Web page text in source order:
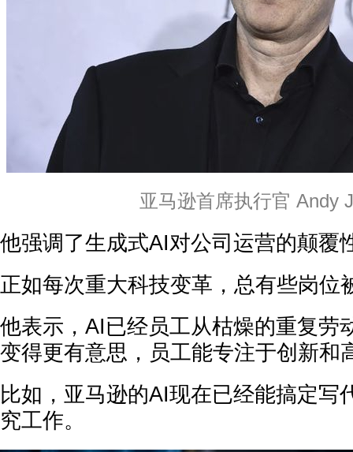
亚马逊首席执行官 Andy
他强调了生成式AI对公司运营的颠覆
正如每次重大科技变革，总有些岗位
他表示，AI已经员工从枯燥的重复劳
变得更有意思，员工能专注于创新和
比如，亚马逊的AI现在已经能搞定写
究工作。